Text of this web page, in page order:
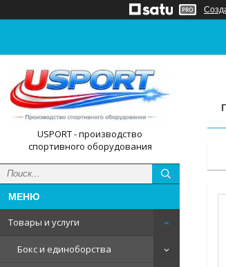
USPORT - производство
спортивного оборудования
Товары и услуги
Бокс и единоборства